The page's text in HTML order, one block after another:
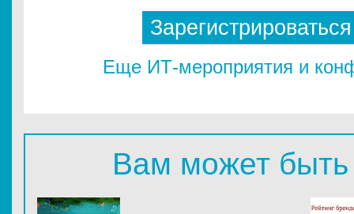
Еще ИТ-мероприятия и
Вам может быть